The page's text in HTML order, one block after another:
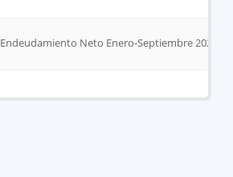
Endeudamiento Neto Enero-Septiembre 2022